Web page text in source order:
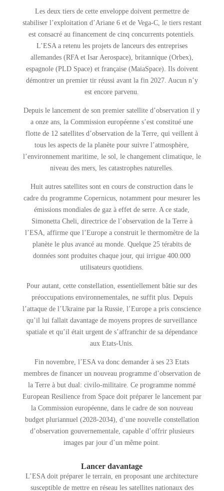
Les deux tiers de cette enveloppe doivent permettre de
stabiliser l’exploitation d’Ariane 6 et de Vega-C, le tiers restant
est consacré au financement de cinq concurrents potentiels.
L’ESA a retenu les projets de lanceurs des entreprises
allemandes (RFA et Isar Aerospace), britannique (Orbex),
espagnole (PLD Space) et française (MaiaSpace). Ils doivent
démontrer un premier tir réussi avant la fin 2027. Aucun n’y
est encore parvenu.
Depuis le lancement de son premier satellite d’observation il y
a onze ans, la Commission européenne s’est constitué une
flotte de 12 satellites d’observation de la Terre, qui veillent à
tous les aspects de la planète pour suivre l’atmosphère,
l’environnement maritime, le sol, le changement climatique, le
niveau des mers, les catastrophes naturelles.
Huit autres satellites sont en cours de construction dans le
cadre du programme Copernicus, notamment pour mesurer les
émissions mondiales de gaz à effet de serre. A ce stade,
Simonetta Cheli, directrice de l’observation de la Terre à
l’ESA, affirme que l’Europe a construit le thermomètre de la
planète le plus avancé au monde. Quelque 25 térabits de
données sont produites chaque jour, qui irrigue 400.000
utilisateurs quotidiens.
Pour autant, cette constellation, essentiellement bâtie sur des
préoccupations environnementales, ne suffit plus. Depuis
l’attaque de l’Ukraine par la Russie, l’Europe a pris conscience
qu’il lui fallait davantage de moyens propres de surveillance
spatiale et qu’il était urgent de s’affranchir de sa dépendance
aux Etats-Unis.
Fin novembre, l’ESA va donc demander à ses 23 Etats
membres de financer un nouveau programme d’observation de
la Terre à but dual: civilo-militaire. Ce programme nommé
European Resilience from Space doit préparer le lancement par
la Commission européenne, dans le cadre de son nouveau
budget pluriannuel (2028-2034), d’une nouvelle constellation
d’observation gouvernementale, capable d’offrir plusieurs
images par jour d’un même point.
Lancer davantage
L’ESA doit préparer le terrain, en proposant une architecture
susceptible de mettre en réseau les satellites nationaux des